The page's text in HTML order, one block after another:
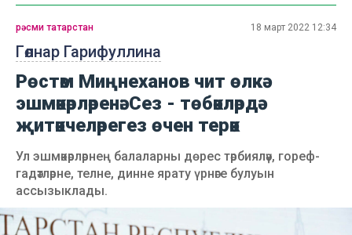
Гөлнар Гарифуллина
рәсми татарстан 18 март 2022 12:34
Рөстәм Миңнеханов чит өлкә
эшмәкәрләренә: Сез - төбәкләрдә
җитәкчеләрегез өчен терәк
Ул эшмәкәрләрнең балаларны дөрес тәрбияләү, гореф-
гадәтләрне, телне, динне ярату үрнәге булуын
ассызыклады.